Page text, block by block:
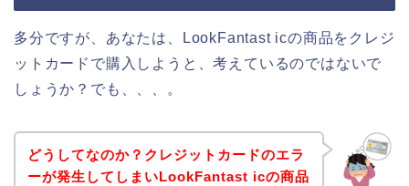
多分ですが、あなたは、LookFantast icの商品をクレジ
ットカードで購入しようと、考えているのではないで
しょうか？でも、、、。
どうしてなのか？クレジットカードのエラ
ーが発生してしまいLookFantast icの商品